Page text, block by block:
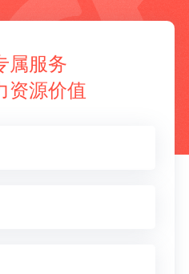
属服务
资源价值